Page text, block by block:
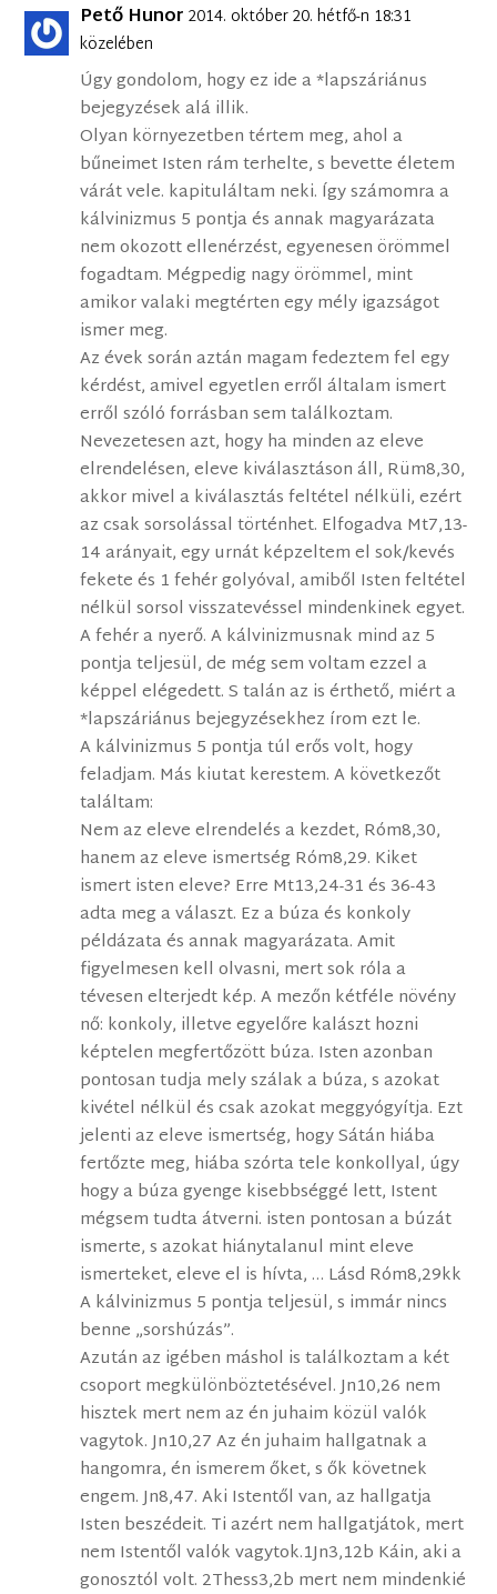
Pető Hunor 2014. október 20. hétfő-n 18:31
közelében
Úgy gondolom, hogy ez ide a *lapszáriánus
bejegyzések alá illik.
Olyan környezetben tértem meg, ahol a
bűneimet Isten rám terhelte, s bevette életem
várát vele. kapituláltam neki. Így számomra a
kálvinizmus 5 pontja és annak magyarázata
nem okozott ellenérzést, egyenesen örömmel
fogadtam. Mégpedig nagy örömmel, mint
amikor valaki megtérten egy mély igazságot
ismer meg.
Az évek során aztán magam fedeztem fel egy
kérdést, amivel egyetlen erről általam ismert
erről szóló forrásban sem találkoztam.
Nevezetesen azt, hogy ha minden az eleve
elrendelésen, eleve kiválasztáson áll, Rüm8,30,
akkor mivel a kiválasztás feltétel nélküli, ezért
az csak sorsolással történhet. Elfogadva Mt7,13-
14 arányait, egy urnát képzeltem el sok/kevés
fekete és 1 fehér golyóval, amiből Isten feltétel
nélkül sorsol visszatevéssel mindenkinek egyet.
A fehér a nyerő. A kálvinizmusnak mind az 5
pontja teljesül, de még sem voltam ezzel a
képpel elégedett. S talán az is érthető, miért a
*lapszáriánus bejegyzésekhez írom ezt le.
A kálvinizmus 5 pontja túl erős volt, hogy
feladjam. Más kiutat kerestem. A következőt
találtam:
Nem az eleve elrendelés a kezdet, Róm8,30,
hanem az eleve ismertség Róm8,29. Kiket
ismert isten eleve? Erre Mt13,24-31 és 36-43
adta meg a választ. Ez a búza és konkoly
példázata és annak magyarázata. Amit
figyelmesen kell olvasni, mert sok róla a
tévesen elterjedt kép. A mezőn kétféle növény
nő: konkoly, illetve egyelőre kalászt hozni
képtelen megfertőzött búza. Isten azonban
pontosan tudja mely szálak a búza, s azokat
kivétel nélkül és csak azokat meggyógyítja. Ezt
jelenti az eleve ismertség, hogy Sátán hiába
fertőzte meg, hiába szórta tele konkollyal, úgy
hogy a búza gyenge kisebbséggé lett, Istent
mégsem tudta átverni. isten pontosan a búzát
ismerte, s azokat hiánytalanul mint eleve
ismerteket, eleve el is hívta, … Lásd Róm8,29kk
A kálvinizmus 5 pontja teljesül, s immár nincs
benne „sorshúzás”.
Azután az igében máshol is találkoztam a két
csoport megkülönböztetésével. Jn10,26 nem
hisztek mert nem az én juhaim közül valók
vagytok. Jn10,27 Az én juhaim hallgatnak a
hangomra, én ismerem őket, s ők követnek
engem. Jn8,47. Aki Istentől van, az hallgatja
Isten beszédeit. Ti azért nem hallgatjátok, mert
nem Istentől valók vagytok.1Jn3,12b Káin, aki a
gonosztól volt. 2Thess3,2b mert nem mindenkié